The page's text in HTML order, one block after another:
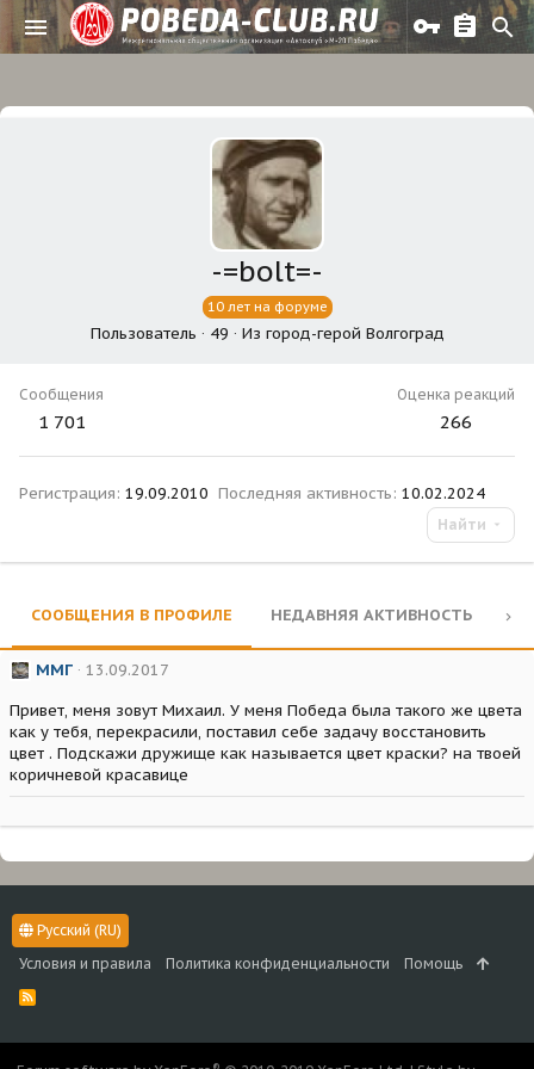
-=bolt=-
10 лет на форуме
Пользователь · 49 · Из город-герой Волгоград
Сообщения
1 701
Оценка реакций
266
Регистрация 19.09.2010 Последняя активность 10.02.2024
Найти
СООБЩЕНИЯ В ПРОФИЛЕ НЕДАВНЯЯ АКТИВНОСТЬ
ММГ 13.09.2017
Привет, меня зовут Михаил. У меня Победа была такого же цвета
как у тебя, перекрасили, поставил себе задачу восстановить
цвет . Подскажи дружище как называется цвет краски? на твоей
коричневой красавице
Русский (RU)
Условия и правила
Политика конфиденциальности Помощь
R